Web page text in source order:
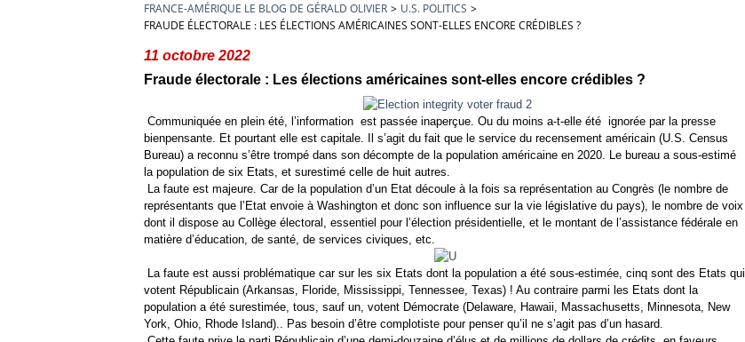
FRANCE-AMÉRIQUE LE BLOG DE GÉRALD OLIVIER > U.S. POLITICS >
FRAUDE ÉLECTORALE : LES ÉLECTIONS AMÉRICAINES SONT-ELLES ENCORE CRÉDIBLES ?
11 octobre 2022
Fraude électorale : Les élections américaines sont-elles encore crédibles ?
Communiquée en plein été, l’information est passée inaperçue. Ou du moins a-t-elle été ignorée par la presse
bienpensante. Et pourtant elle est capitale. Il s’agit du fait que le service du recensement américain (U.S. Census
Bureau) a reconnu s’être trompé dans son décompte de la population américaine en 2020. Le bureau a sous-estimé
la population de six Etats, et surestimé celle de huit autres.
La faute est majeure. Car de la population d’un Etat découle à la fois sa représentation au Congrès (le nombre de
représentants que l’Etat envoie à Washington et donc son influence sur la vie législative du pays), le nombre de voix
dont il dispose au Collège électoral, essentiel pour l’élection présidentielle, et le montant de l’assistance fédérale en
matière d’éducation, de santé, de services civiques, etc.
La faute est aussi problématique car sur les six Etats dont la population a été sous-estimée, cinq sont des Etats qui
votent Républicain (Arkansas, Floride, Mississippi, Tennessee, Texas) ! Au contraire parmi les Etats dont la
population a été surestimée, tous, sauf un, votent Démocrate (Delaware, Hawaii, Massachusetts, Minnesota, New
York, Ohio, Rhode Island).. Pas besoin d’être complotiste pour penser qu’il ne s’agit pas d’un hasard.